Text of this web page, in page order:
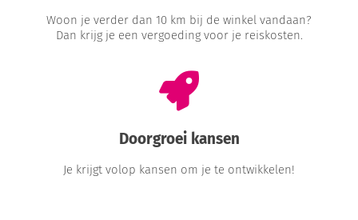
Woon je verder dan 10 km bij de winkel vandaan?
Dan krijg je een vergoeding voor je reiskosten.
Doorgroei kansen
Je krijgt volop kansen om je te ontwikkelen!